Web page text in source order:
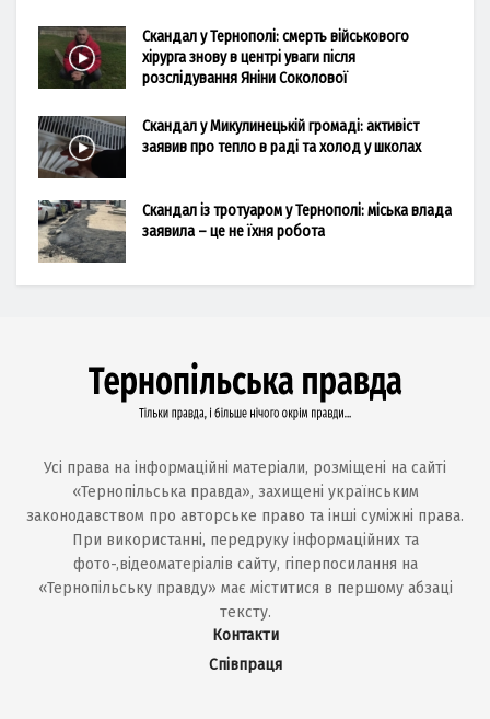
Скандал у Тернополі: смерть військового
хірурга знову в центрі уваги після
розслідування Яніни Соколової
Скандал у Микулинецькій громаді: активіст
заявив про тепло в раді та холод у школах
Скандал із тротуаром у Тернополі: міська влада
заявила – це не їхня робота
Усі права на інформаційні матеріали, розміщені на сайті
«Тернопільська правда», захищені українським
законодавством про авторське право та інші суміжні права.
При використанні, передруку інформаційних та
фото-,відеоматеріалів сайту, гіперпосилання на
«Тернопільську правду» має міститися в першому абзаці
тексту.
Контакти
Співпраця